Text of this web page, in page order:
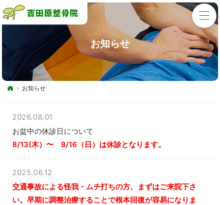
お知らせ
ホーム
お知らせ
2026.08.01
お盆中の休診日について
8/13(木）〜 8/16（日）は休診となります。
2025.06.12
交通事故による怪我・ムチ打ちの方、まずはご来院下さ
い。早期に調整治療することで根本回復が容易になりま